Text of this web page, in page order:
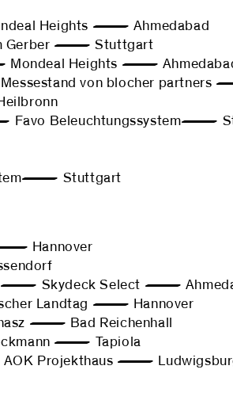
Heights — Ahmedabad
Gerber — Stuttgart
Heights —
von blocher partners
Beleuchtungssystem—
Stuttgart
Hannover
— Skydeck Select —
Landtag — Hannover
— Bad Reichenhall
— Tapiola
Projekthaus —